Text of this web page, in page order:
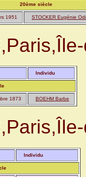
20ème siècle
1951 STOCKER Eugénie
Individu
1873 BOEHM Barbe
Individu